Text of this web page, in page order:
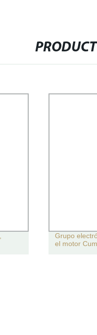
Grupo
el motor